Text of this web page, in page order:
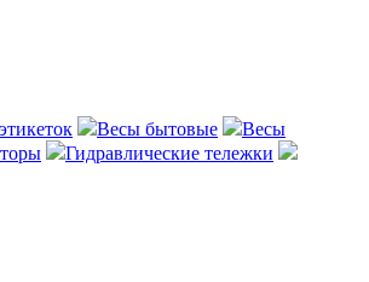
Весы бытовые
Весы
Гидравлические тележки